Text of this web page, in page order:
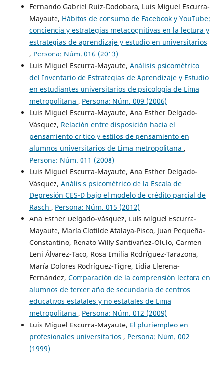
Fernando Gabriel Ruiz-Dodobara, Luis Miguel Escurra-
Mayaute, Hábitos de consumo de Facebook y YouTube:
conciencia y estrategias metacognitivas en la lectura y
estrategias de aprendizaje y estudio en universitarios
, Persona: Núm. 016 (2013)
Luis Miguel Escurra-Mayaute, Análisis psicométrico
del Inventario de Estrategias de Aprendizaje y Estudio
en estudiantes universitarios de psicología de Lima
metropolitana , Persona: Núm. 009 (2006)
Luis Miguel Escurra-Mayaute, Ana Esther Delgado-
Vásquez, Relación entre disposición hacia el
pensamiento crítico y estilos de pensamiento en
alumnos universitarios de Lima metropolitana ,
Persona: Núm. 011 (2008)
Luis Miguel Escurra-Mayaute, Ana Esther Delgado-
Vásquez, Análisis psicométrico de la Escala de
Depresión CES-D bajo el modelo de crédito parcial de
Rasch , Persona: Núm. 015 (2012)
Ana Esther Delgado-Vásquez, Luis Miguel Escurra-
Mayaute, María Clotilde Atalaya-Pisco, Juan Pequeña-
Constantino, Renato Willy Santiváñez-Olulo, Carmen
Leni Álvarez-Taco, Rosa Emilia Rodríguez-Tarazona,
María Dolores Rodríguez-Tigre, Lidia Llerena-
Fernández, Comparación de la comprensión lectora en
alumnos de tercer año de secundaria de centros
educativos estatales y no estatales de Lima
metropolitana , Persona: Núm. 012 (2009)
Luis Miguel Escurra-Mayaute, El pluriempleo en
profesionales universitarios , Persona: Núm. 002
(1999)